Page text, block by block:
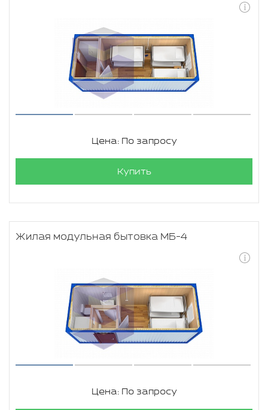
Цена: По запросу
Купить
Жилая модульная бытовка МБ-4
Цена: По запросу